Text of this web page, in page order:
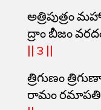
అత్రిపుత్రం
ద్రాం బీజం
|| ౩ ||
త్రిగుణం
రామం రమాపతిం